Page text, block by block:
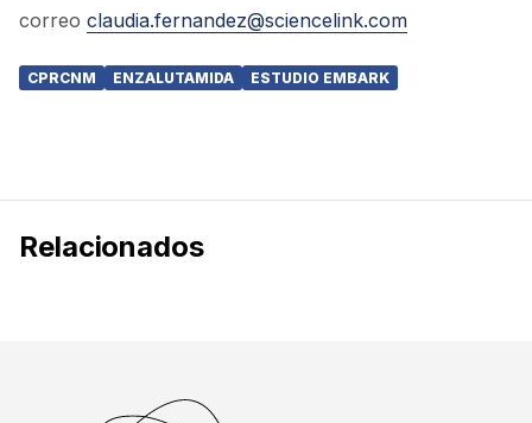
correo claudia.fernandez@sciencelink.com
CPRCNM ENZALUTAMIDA ESTUDIO EMBARK
Relacionados